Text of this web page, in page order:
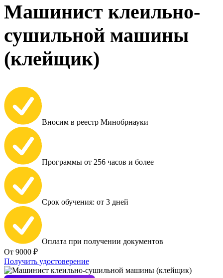
Машинист клеильно-
сушильной машины
(клейщик)
Вносим в реестр Минобрнауки
Программы от 256 часов и более
Срок обучения: от 3 дней
Оплата при получении документов
От 9000 ₽
Получить удостоверение